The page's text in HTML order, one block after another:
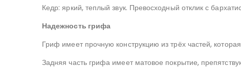
Кедр: яркий, теплый звук. Превосходный отклик с
Надежность грифа
Гриф имеет прочную конструкцию из трёх частей,
Задняя часть грифа имеет матовое покрытие,